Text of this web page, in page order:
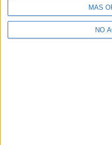
MÁS
NO